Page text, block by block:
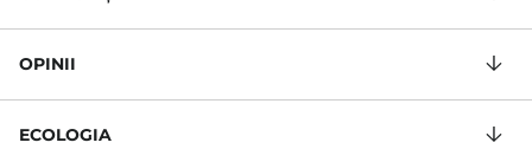
OPINII
ECOLOGIA